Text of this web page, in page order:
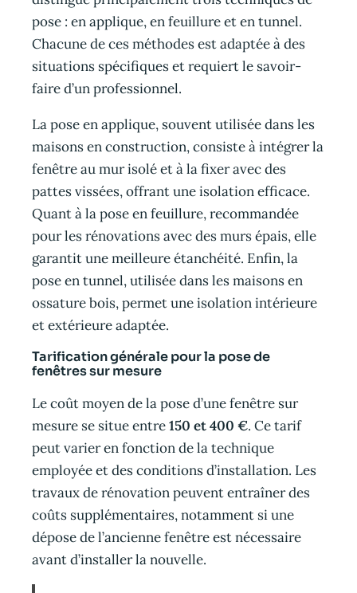
pose : en applique, en feuillure et en tunnel.
Chacune de ces méthodes est adaptée à des
situations spécifiques et requiert le savoir-
faire d’un professionnel.
La pose en applique, souvent utilisée dans les
maisons en construction, consiste à intégrer la
fenêtre au mur isolé et à la fixer avec des
pattes vissées, offrant une isolation efficace.
Quant à la pose en feuillure, recommandée
pour les rénovations avec des murs épais, elle
garantit une meilleure étanchéité. Enfin, la
pose en tunnel, utilisée dans les maisons en
ossature bois, permet une isolation intérieure
et extérieure adaptée.
Tarification générale pour la pose de
fenêtres sur mesure
Le coût moyen de la pose d’une fenêtre sur
mesure se situe entre150 et 400 €. Ce tarif
peut varier en fonction de la technique
employée et des conditions d’installation. Les
travaux de rénovation peuvent entraîner des
coûts supplémentaires, notamment si une
dépose de l’ancienne fenêtre est nécessaire
avant d’installer la nouvelle.